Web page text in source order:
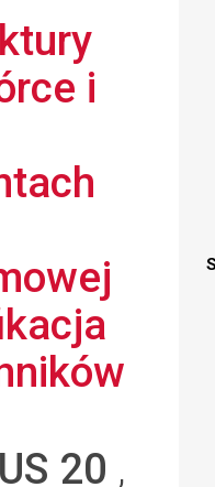
i
20 ,